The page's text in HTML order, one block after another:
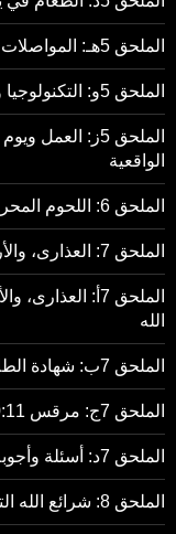
الملحق 5هـ: المواصلات في يوم السبت
الملحق 5و: التكنولوجيا والترفيه في يوم السبت
الملحق 5ز:
الواقعية
الملحق 6: اللحوم المحرمة على المسيحيين
الملحق 7: العذارى، والأرامل، والمطلقات: الزيجات التي يقبلها الله
الملحق 7أ:
الله
الملحق 7ب: شهادة الطلاق — الحقائق والأساطير
الملحق 7ج: مرقس 10:11-12 والمساواة الزائفة في الزنا
الملحق 7د: أسئلة وأجوبة — العذارى، والأرامل، والمطلقات
الملحق 8: شرائع الله التي تتطلّب وجود الهيكل